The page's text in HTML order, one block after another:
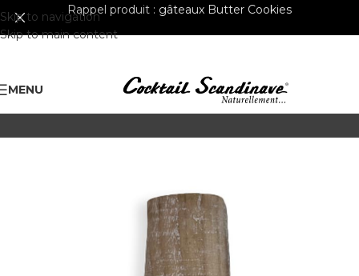
Skip to navigation
Skip to main content
Rappel produit : gâteaux Butter Cookies
MENU